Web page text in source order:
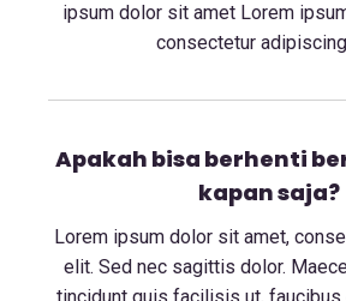
ipsum dolor sit amet Lorem
consectetur
Apakah bisa berhenti
kapan saja?
Lorem ipsum dolor sit amet,
elit. Sed nec sagittis dolor.